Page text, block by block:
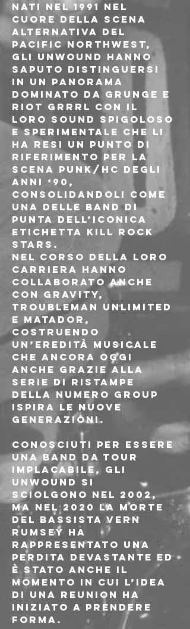
Nati nel 1991 nel
cuore della scena
alternativa del
Pacific Northwest,
gli Unwound hanno
saputo distinguersi
in un panorama
dominato da grunge e
Riot Grrrl con il
loro sound spigoloso
e sperimentale che li
ha resi un punto di
riferimento per la
scena punk/hc degli
anni ‘90,
consolidandoli come
una delle band di
punta dell’iconica
etichetta Kill Rock
Stars.
Nel corso della loro
carriera hanno
collaborato anche
con Gravity,
Troubleman Unlimited
e Matador,
costruendo
un’eredità musicale
che ancora oggi
anche grazie alla
serie di ristampe
della Numero Group
ispira le nuove
generazioni.
Conosciuti per essere
una band da tour
implacabile, gli
Unwound si
sciolgono nel 2002,
ma nel 2020 la morte
del bassista Vern
Rumsey ha
rappresentato una
perdita devastante ed
è stato anche il
momento in cui l’idea
di una reunion ha
iniziato a prendere
forma.